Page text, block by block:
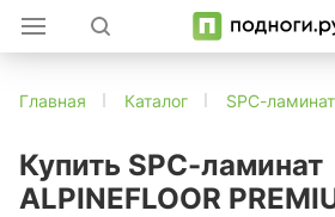
Главная Каталог SPC-ламинат
Купить SPC-ламинат
ALPINEFLOOR